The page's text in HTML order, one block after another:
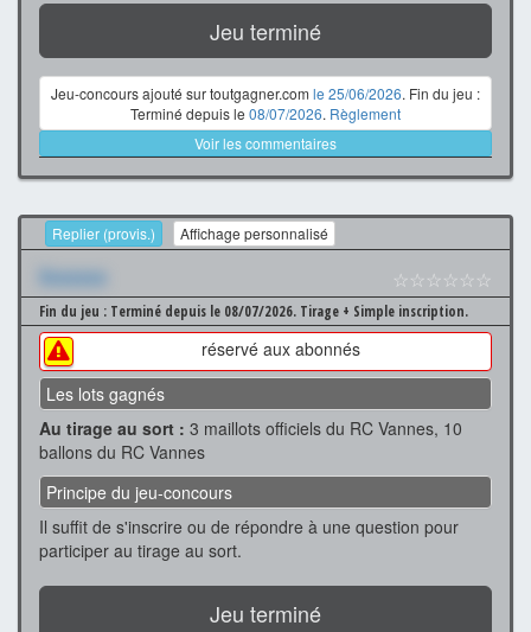
Jeu terminé
Jeu-concours ajouté sur toutgagner.com le 25/06/2026. Fin du jeu :
Terminé depuis le 08/07/2026. Règlement
Voir les commentaires
Replier (provis.) Affichage personnalisé
Xxxxxxx ☆☆☆☆☆☆
Fin du jeu : Terminé depuis le 08/07/2026. Tirage + Simple inscription.
réservé aux abonnés
Les lots gagnés
Au tirage au sort : 3 maillots officiels du RC Vannes, 10
ballons du RC Vannes
Principe du jeu-concours
Il suffit de s'inscrire ou de répondre à une question pour
participer au tirage au sort.
Jeu terminé